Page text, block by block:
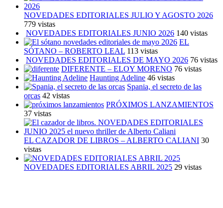
NOVEDADES EDITORIALES JULIO Y AGOSTO 2026
779 vistas
NOVEDADES EDITORIALES JUNIO 2026 140 vistas
EL
SÓTANO – ROBERTO LEAL 113 vistas
NOVEDADES EDITORIALES DE MAYO 2026 76 vistas
DIFERENTE – ELOY MORENO 76 vistas
Haunting Adeline 46 vistas
Spania, el secreto de las
orcas 42 vistas
PRÓXIMOS LANZAMIENTOS
37 vistas
EL CAZADOR DE LIBROS – ALBERTO CALIANI 30
vistas
NOVEDADES EDITORIALES ABRIL 2025 29 vistas